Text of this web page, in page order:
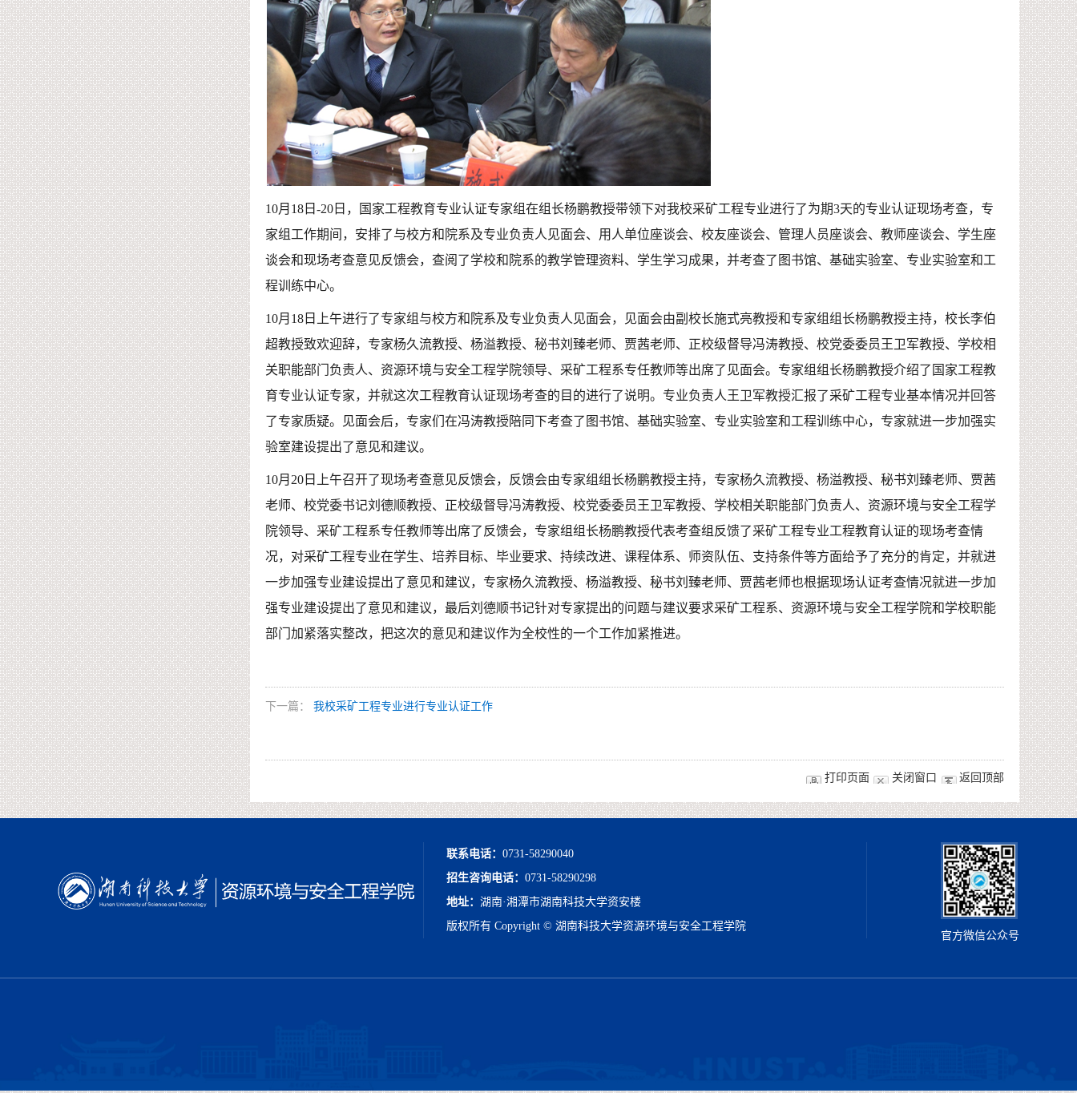
10月18日-20日，国家工程教育专业认证专家组在组长杨鹏教授带领下对我校采矿工程专业进行了为期3天的专业认证现场考查，专
家组工作期间，安排了与校方和院系及专业负责人见面会、用人单位座谈会、校友座谈会、管理人员座谈会、教师座谈会、学生座
谈会和现场考查意见反馈会，查阅了学校和院系的教学管理资料、学生学习成果，并考查了图书馆、基础实验室、专业实验室和工
程训练中心。
10月18日上午进行了专家组与校方和院系及专业负责人见面会，见面会由副校长施式亮教授和专家组组长杨鹏教授主持，校长李伯
超教授致欢迎辞，专家杨久流教授、杨溢教授、秘书刘臻老师、贾茜老师、正校级督导冯涛教授、校党委委员王卫军教授、学校相
关职能部门负责人、资源环境与安全工程学院领导、采矿工程系专任教师等出席了见面会。专家组组长杨鹏教授介绍了国家工程教
育专业认证专家，并就这次工程教育认证现场考查的目的进行了说明。专业负责人王卫军教授汇报了采矿工程专业基本情况并回答
了专家质疑。见面会后，专家们在冯涛教授陪同下考查了图书馆、基础实验室、专业实验室和工程训练中心，专家就进一步加强实
验室建设提出了意见和建议。
10月20日上午召开了现场考查意见反馈会，反馈会由专家组组长杨鹏教授主持，专家杨久流教授、杨溢教授、秘书刘臻老师、贾茜
老师、校党委书记刘德顺教授、正校级督导冯涛教授、校党委委员王卫军教授、学校相关职能部门负责人、资源环境与安全工程学
院领导、采矿工程系专任教师等出席了反馈会，专家组组长杨鹏教授代表考查组反馈了采矿工程专业工程教育认证的现场考查情
况，对采矿工程专业在学生、培养目标、毕业要求、持续改进、课程体系、师资队伍、支持条件等方面给予了充分的肯定，并就进
一步加强专业建设提出了意见和建议，专家杨久流教授、杨溢教授、秘书刘臻老师、贾茜老师也根据现场认证考查情况就进一步加
强专业建设提出了意见和建议，最后刘德顺书记针对专家提出的问题与建议要求采矿工程系、资源环境与安全工程学院和学校职能
部门加紧落实整改，把这次的意见和建议作为全校性的一个工作加紧推进。
下一篇：我校采矿工程专业进行专业认证工作
打印页面 关闭窗口 返回顶部
联系电话： 0731-58290040
招生咨询电话： 0731-58290298
地址： 湖南·湘潭市湖南科技大学资安楼
版权所有 Copyright © 湖南科技大学资源环境与安全工程学院
官方微信公众号